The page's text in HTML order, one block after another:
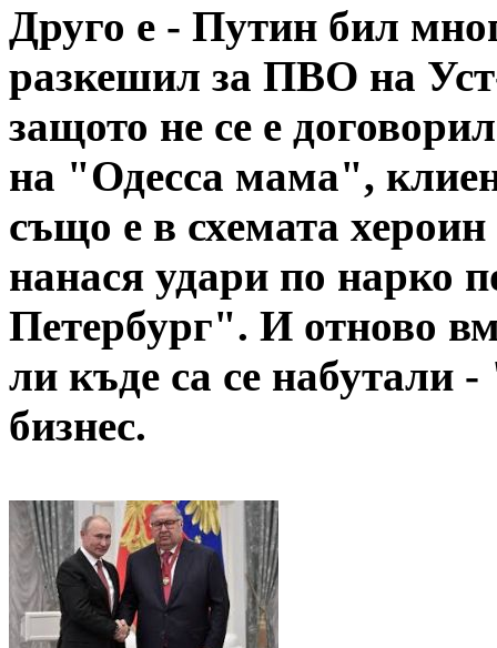
Друго е - Путин бил
разкешил за ПВО на
защото не се е
на "Одесса мама",
също е в схемата
нанася удари по нарко
Петербург". И отново
ли къде са се набутали
бизнес.